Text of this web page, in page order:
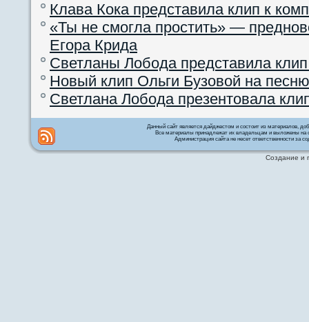
Клава Кока представила клип к
«Ты не смогла простить» —
Егора Крида
Светланы Лобода представила
Новый клип Ольги Бузовой на
Светлана Лобода презентовала
Данный сайт является дайджестом и состоит из материалов,
Все материалы принадлежат их владельцам и выложены на
Администрация сайта не несет ответственности за
Создание и